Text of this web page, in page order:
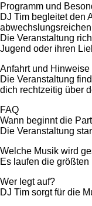
Programm und
DJ Tim begleitet den
Die Veranstaltung
Jugend oder ihren
Anfahrt und Hinweise
Die Veranstaltung
dich rechtzeitig über
FAQ
Wann beginnt die
Die Veranstaltung
Welche Musik wird
Es laufen die größten
Wer legt auf?
DJ Tim sorgt für die